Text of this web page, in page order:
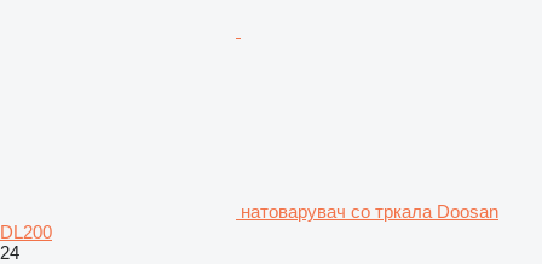
натоварувач со тркала Doosan
DL200
24